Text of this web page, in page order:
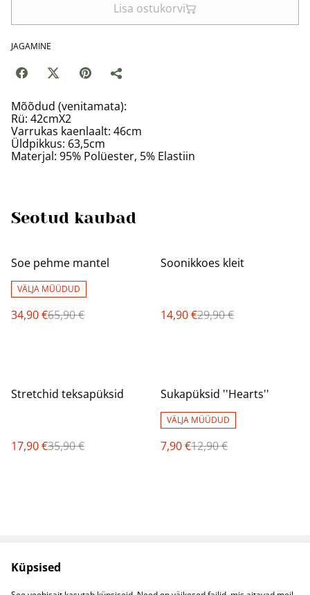
Lisa ostukorvi
JAGAMINE
Mõõdud (venitamata):
Rü: 42cmX2
Varrukas kaenlaalt: 46cm
Üldpikkus: 63,5cm
Materjal: 95% Polüester, 5% Elastiin
Seotud kaubad
%
Soe pehme mantel
VÄLJA MÜÜDUD
34,90 €65,90 €
%
Soonikkoes kleit
14,90 €29,90 €
%
Stretchid teksapüksid
17,90 €35,90 €
%
Sukapüksid ''Hearts''
VÄLJA MÜÜDUD
7,90 €12,90 €
Müügitingimused
Küpsised
Kontaktid
Küpsised